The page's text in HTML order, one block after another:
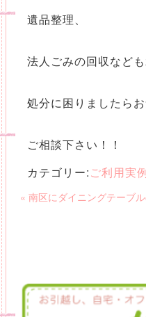
遺品整理、
法人ごみの回収など
処分に困りましたらお
ご相談下さい！！
カテゴリー:ご利用実
« 南区にダイニングテーブ